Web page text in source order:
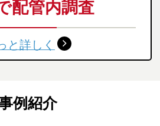
配管内調査
と詳しく
例紹介